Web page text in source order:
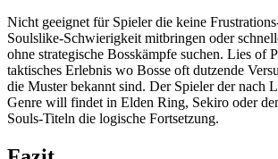
Nicht geeignet für Spieler die keine
Soulslike-Schwierigkeit mitbringen oder
ohne strategische Bosskämpfe suchen. Lies of
taktisches Erlebnis wo Bosse oft dutzende
die Muster bekannt sind. Der Spieler der nach
Genre will findet in Elden Ring, Sekiro oder
Souls-Titeln die logische Fortsetzung.